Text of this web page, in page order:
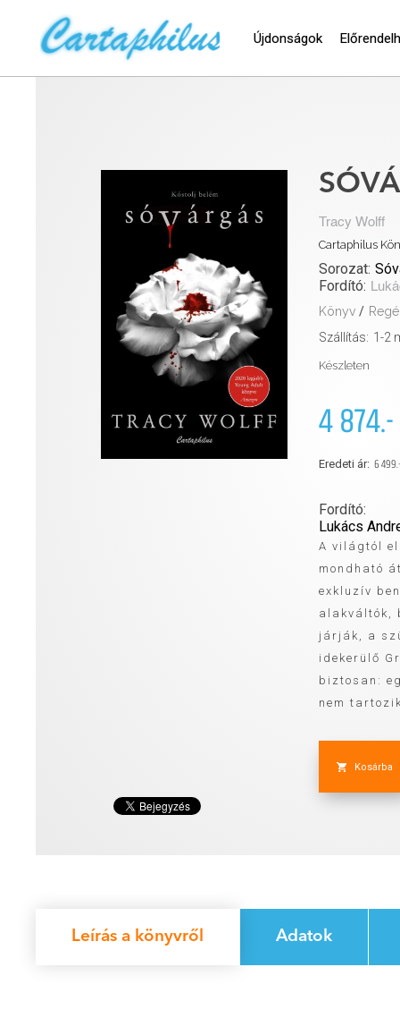
Újdonságok
Tracy Wolff
Cartaphilus
Sorozat:
Fordító:
Könyv /
Szállítás: 1-2
Készleten
4 874.-
Eredeti ár: 6 499.-
Fordító:
Lukács
A világtól
mondható
exkluzív
alakváltók,
járják, a
idekerülő
biztosan:
nem
Kosárba
Leírás a könyvről Adatok